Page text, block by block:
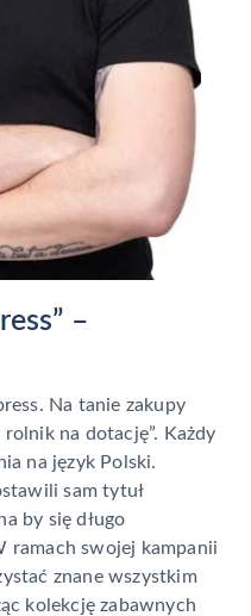
–
Na tanie zakupy
na dotację”. Każdy
na język Polski.
sam tytuł
by się długo
ramach swojej kampanii
znane wszystkim
kolekcję zabawnych